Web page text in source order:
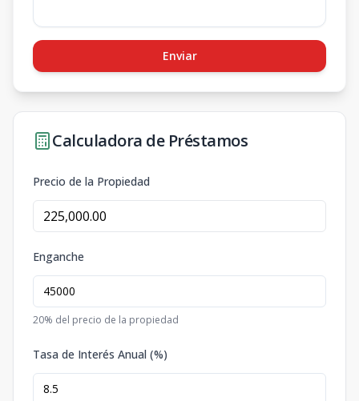
Enviar
Calculadora de Préstamos
Precio de la Propiedad
Enganche
20% del precio de la propiedad
Tasa de Interés Anual (%)